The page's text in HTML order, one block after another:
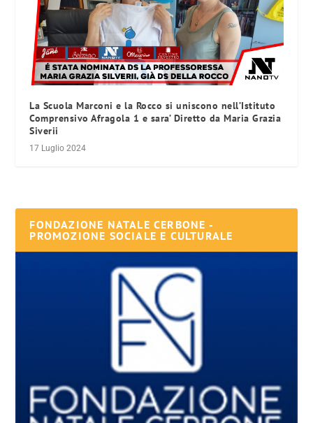
La Scuola Marconi e la Rocco si uniscono nell’Istituto
Comprensivo Afragola 1 e sara’ Diretto da Maria Grazia
Siverii
17 Luglio 2024
FONDAZIONE NATALE CERBONE -
PROMOZIONE SOCIALE E CULTURALE